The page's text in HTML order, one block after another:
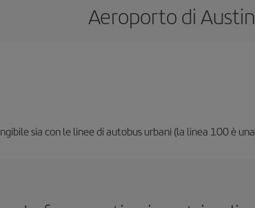
Aeroporto di Austin
sia con le linee di autobus urbani (la linea 100 è